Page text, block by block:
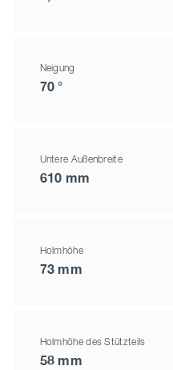
Neigung
70 °
Untere Außenbreite
610 mm
Holmhöhe
73 mm
Holmhöhe des Stützteils
58 mm